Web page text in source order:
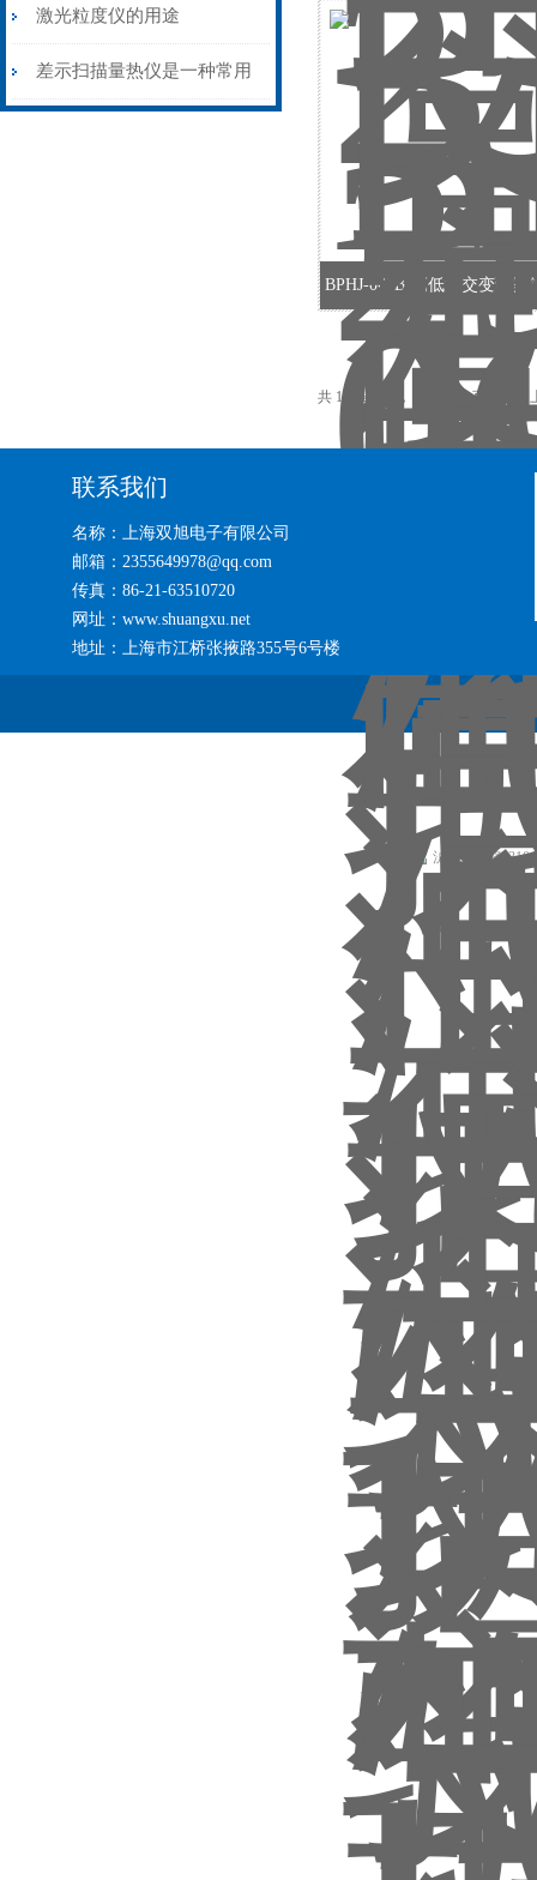
作用
激光粒度仪的用途
差示扫描量热仪是一种常用
BPHJ-060B-高低温交变试验
共 19 条记录，当前 1 / 2 页 首页
联系我们
名称：上海双旭电子有限公司
邮箱：2355649978@qq.com
传真：86-21-63510720
网址：www.shuangxu.net
地址：上海市江桥张掖路355号6号楼
沪公网安备